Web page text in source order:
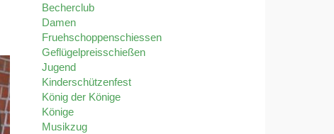
Becherclub
Damen
Fruehschoppenschiessen
Geflügelpreisschießen
Jugend
Kinderschützenfest
König der Könige
Könige
Musikzug